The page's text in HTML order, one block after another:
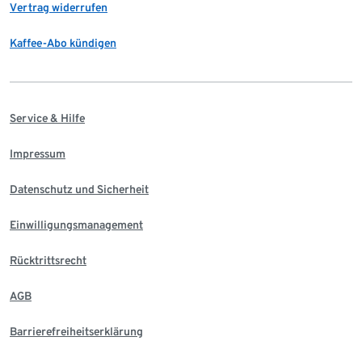
Vertrag widerrufen
Kaffee-Abo kündigen
Service & Hilfe
Impressum
Datenschutz und Sicherheit
Einwilligungsmanagement
Rücktrittsrecht
AGB
Barrierefreiheitserklärung